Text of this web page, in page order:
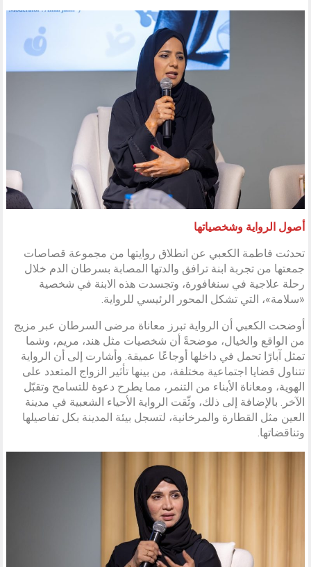
أصول الرواية وشخصياتها
تحدثت فاطمة الكعبي عن انطلاق روايتها من مجموعة قصاصات
جمعتها من تجربة ابنة ترافق والدتها المصابة بسرطان الدم خلال
رحلة علاجية في سنغافورة، وتجسدت هذه الابنة في شخصية
«سلامة»، التي تشكل المحور الرئيسي للرواية.
أوضحت الكعبي أن الرواية تبرز معاناة مرضى السرطان عبر مزيج
من الواقع والخيال، موضحةً أن شخصيات مثل هند، مريم، وشما
تمثل آبارًا تحمل في داخلها أوجاعًا عميقة. وأشارت إلى أن الرواية
تتناول قضايا اجتماعية مختلفة، من بينها تأثير الزواج المتعدد على
الهوية، ومعاناة الأبناء من التنمر، مما يطرح دعوة للتسامح وتقبّل
الآخر. بالإضافة إلى ذلك، وثّقت الرواية الأحياء الشعبية في مدينة
العين مثل القطارة والمرخانية، لتسجل بيئة المدينة بكل تفاصيلها
وتناقضاتها.